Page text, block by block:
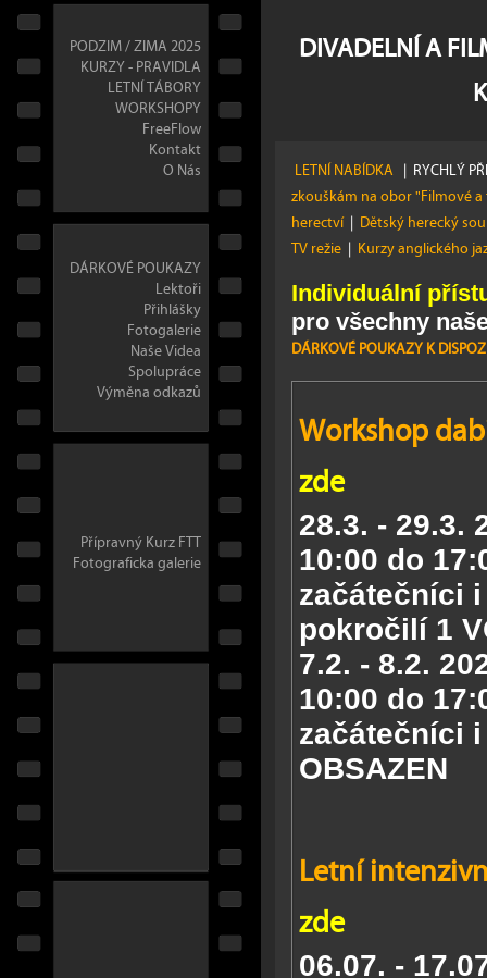
PODZIM / ZIMA 2025
KURZY - PRAVIDLA
LETNÍ TÁBORY
WORKSHOPY
FreeFlow
Kontakt
O Nás
DÁRKOVÉ POUKAZY
Lektoři
Přihlášky
Fotogalerie
Naše Videa
Spolupráce
Výměna odkazů
Přípravný Kurz FTT
Fotograficka galerie
DIVADELNÍ A
LETNÍ NABÍDKA | RYCHLÝ
zkouškám na obor "Filmové
herectví | Dětský herecký
TV režie | Kurzy anglického
Individuální
pro všechny
DÁRKOVÉ POUKAZY K
Workshop
zde
28.3. - 29.3.
10:00 do
začátečníci i
pokročilí 1
7.2. - 8.2.
10:00 do
začátečníci
OBSAZEN
Letní
zde
06.07. -